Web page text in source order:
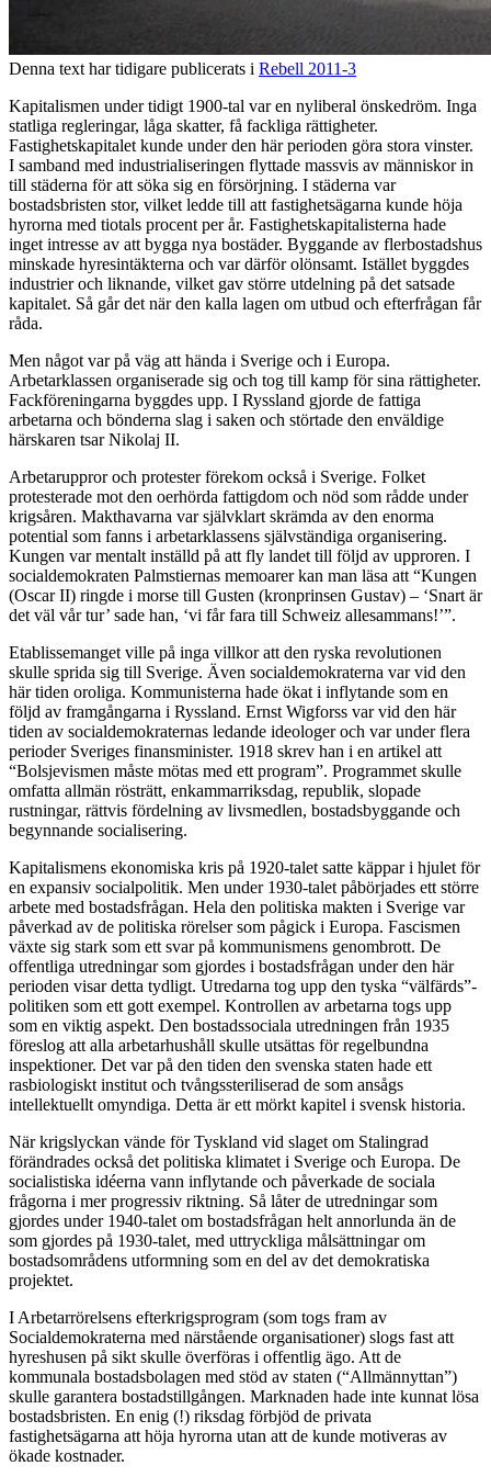
Denna text har tidigare publicerats i Rebell 2011-3
Kapitalismen under tidigt 1900-tal var en nyliberal önskedröm. Inga
statliga regleringar, låga skatter, få fackliga rättigheter.
Fastighetskapitalet kunde under den här perioden göra stora vinster.
I samband med industrialiseringen flyttade massvis av människor in
till städerna för att söka sig en försörjning. I städerna var
bostadsbristen stor, vilket ledde till att fastighetsägarna kunde höja
hyrorna med tiotals procent per år. Fastighetskapitalisterna hade
inget intresse av att bygga nya bostäder. Byggande av flerbostadshus
minskade hyresintäkterna och var därför olönsamt. Istället byggdes
industrier och liknande, vilket gav större utdelning på det satsade
kapitalet. Så går det när den kalla lagen om utbud och efterfrågan får
råda.
Men något var på väg att hända i Sverige och i Europa.
Arbetarklassen organiserade sig och tog till kamp för sina rättigheter.
Fackföreningarna byggdes upp. I Ryssland gjorde de fattiga
arbetarna och bönderna slag i saken och störtade den enväldige
härskaren tsar Nikolaj II.
Arbetaruppror och protester förekom också i Sverige. Folket
protesterade mot den oerhörda fattigdom och nöd som rådde under
krigsåren. Makthavarna var självklart skrämda av den enorma
potential som fanns i arbetarklassens självständiga organisering.
Kungen var mentalt inställd på att fly landet till följd av upproren. I
socialdemokraten Palmstiernas memoarer kan man läsa att “Kungen
(Oscar II) ringde i morse till Gusten (kronprinsen Gustav) – ‘Snart är
det väl vår tur’ sade han, ‘vi får fara till Schweiz allesammans!’”.
Etablissemanget ville på inga villkor att den ryska revolutionen
skulle sprida sig till Sverige. Även socialdemokraterna var vid den
här tiden oroliga. Kommunisterna hade ökat i inflytande som en
följd av framgångarna i Ryssland. Ernst Wigforss var vid den här
tiden av socialdemokraternas ledande ideologer och var under flera
perioder Sveriges finansminister. 1918 skrev han i en artikel att
“Bolsjevismen måste mötas med ett program”. Programmet skulle
omfatta allmän rösträtt, enkammarriksdag, republik, slopade
rustningar, rättvis fördelning av livsmedlen, bostadsbyggande och
begynnande socialisering.
Kapitalismens ekonomiska kris på 1920-talet satte käppar i hjulet för
en expansiv socialpolitik. Men under 1930-talet påbörjades ett större
arbete med bostadsfrågan. Hela den politiska makten i Sverige var
påverkad av de politiska rörelser som pågick i Europa. Fascismen
växte sig stark som ett svar på kommunismens genombrott. De
offentliga utredningar som gjordes i bostadsfrågan under den här
perioden visar detta tydligt. Utredarna tog upp den tyska “välfärds”-
politiken som ett gott exempel. Kontrollen av arbetarna togs upp
som en viktig aspekt. Den bostadssociala utredningen från 1935
föreslog att alla arbetarhushåll skulle utsättas för regelbundna
inspektioner. Det var på den tiden den svenska staten hade ett
rasbiologiskt institut och tvångssteriliserad de som ansågs
intellektuellt omyndiga. Detta är ett mörkt kapitel i svensk historia.
När krigslyckan vände för Tyskland vid slaget om Stalingrad
förändrades också det politiska klimatet i Sverige och Europa. De
socialistiska idéerna vann inflytande och påverkade de sociala
frågorna i mer progressiv riktning. Så låter de utredningar som
gjordes under 1940-talet om bostadsfrågan helt annorlunda än de
som gjordes på 1930-talet, med uttryckliga målsättningar om
bostadsområdens utformning som en del av det demokratiska
projektet.
I Arbetarrörelsens efterkrigsprogram (som togs fram av
Socialdemokraterna med närstående organisationer) slogs fast att
hyreshusen på sikt skulle överföras i offentlig ägo. Att de
kommunala bostadsbolagen med stöd av staten (“Allmännyttan”)
skulle garantera bostadstillgången. Marknaden hade inte kunnat lösa
bostadsbristen. En enig (!) riksdag förbjöd de privata
fastighetsägarna att höja hyrorna utan att de kunde motiveras av
ökade kostnader.